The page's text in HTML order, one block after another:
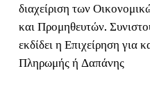
διαχείριση των
και Προμηθευτών.
εκδίδει η Επιχείρηση για
Πληρωμής ή Δαπάνης